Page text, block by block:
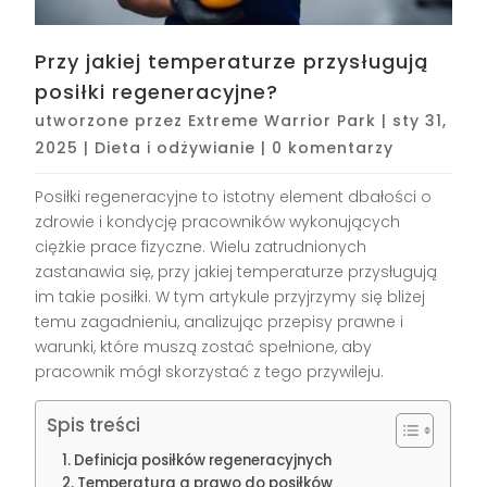
Przy jakiej temperaturze przysługują
posiłki regeneracyjne?
utworzone przez Extreme Warrior Park | sty 31,
2025 | Dieta i odżywianie | 0 komentarzy
Posiłki regeneracyjne to istotny element dbałości o
zdrowie i kondycję pracowników wykonujących
ciężkie prace fizyczne. Wielu zatrudnionych
zastanawia się, przy jakiej temperaturze przysługują
im takie posiłki. W tym artykule przyjrzymy się bliżej
temu zagadnieniu, analizując przepisy prawne i
warunki, które muszą zostać spełnione, aby
pracownik mógł skorzystać z tego przywileju.
Spis treści
Definicja posiłków regeneracyjnych